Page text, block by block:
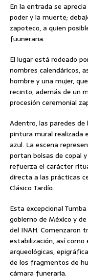
En la entrada se
poder y la muerte;
zapoteco, a quien
fuuneraria.
El lugar está rodeado
nombres calendáricos,
hombre y una mujer,
recinto, además de un
procesión ceremonial
Adentro, las paredes de
pintura mural realizada
azul. La escena
portan bolsas de copal
refuerza el carácter
directa a las prácticas
Clásico Tardío.
Esta excepcional
gobierno de México y
del INAH. Comenzaron
estabilización, así
arqueológicas,
de los fragmentos de
cámara funeraria.